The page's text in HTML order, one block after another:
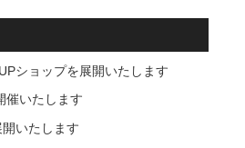
ショップを展開いたします
催いたします
いたします